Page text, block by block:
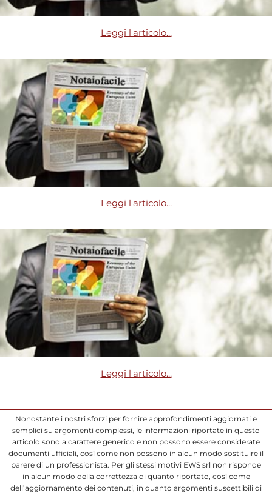
Leggi l'articolo...
Leggi l'articolo...
Leggi l'articolo...
Nonostante i nostri sforzi per fornire approfondimenti aggiornati e
semplici su argomenti complessi, le informazioni riportate in questo
articolo sono a carattere generico e non possono essere considerate
documenti ufficiali, così come non possono in alcun modo sostituire il
parere di un professionista. Per gli stessi motivi EWS srl non risponde
in alcun modo della correttezza di quanto riportato, così come
dell’aggiornamento dei contenuti, in quanto argomenti suscettibili di